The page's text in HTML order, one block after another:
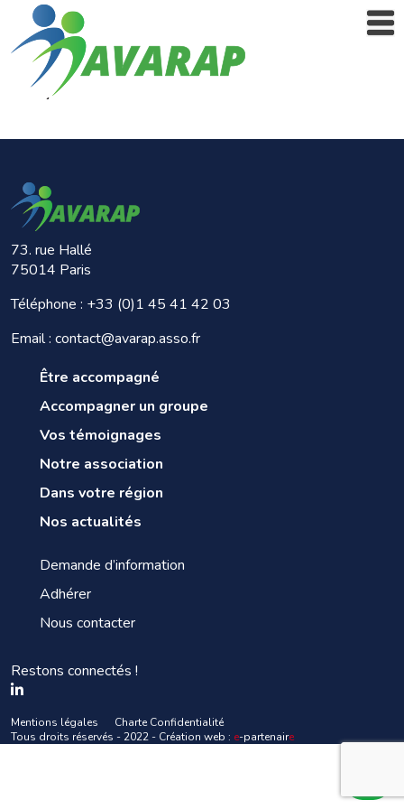
73. rue Hallé
75014 Paris
Téléphone : +33 (0)1 45 41 42 03
Email : contact@avarap.asso.fr
Être accompagné
Accompagner un groupe
Vos témoignages
Notre association
Dans votre région
Nos actualités
Demande d’information
Adhérer
Nous contacter
Restons connectés !
Mentions légales
Charte Confidentialité
Tous droits réservés - 2022 - Création web : e-partenaire